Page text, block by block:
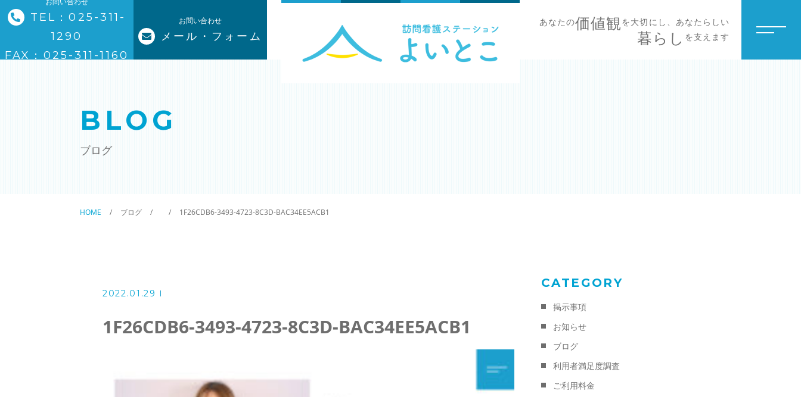
TEL：025-311-
1290
FAX：025-311-1160
お問い合わせ
メール・フォーム
あなたの価値観を大切にし、あなたらしい
暮らし を支えます
トップページ
ご利用料金
BLOG
ブログ
HOME ブログ 1F26CDB6-3493-4723-8C3D-BAC34EE5ACB1
2022.01.29
1F26CDB6-3493-4723-8C3D-BAC34EE5ACB1
CATEGORY
掲示事項
お知らせ
ブログ
利用者満足度調査
ご利用料金